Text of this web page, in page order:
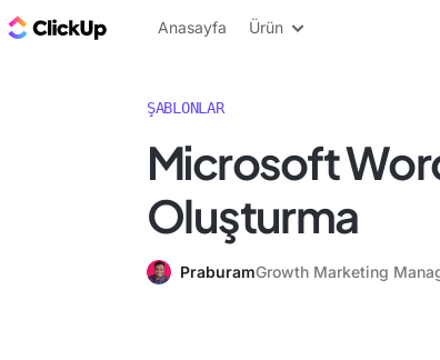
ClickUp Blog
Anasayfa Ürün
ŞABLONLAR
Microsoft
Oluşturma
PraburamGrowth Marketing